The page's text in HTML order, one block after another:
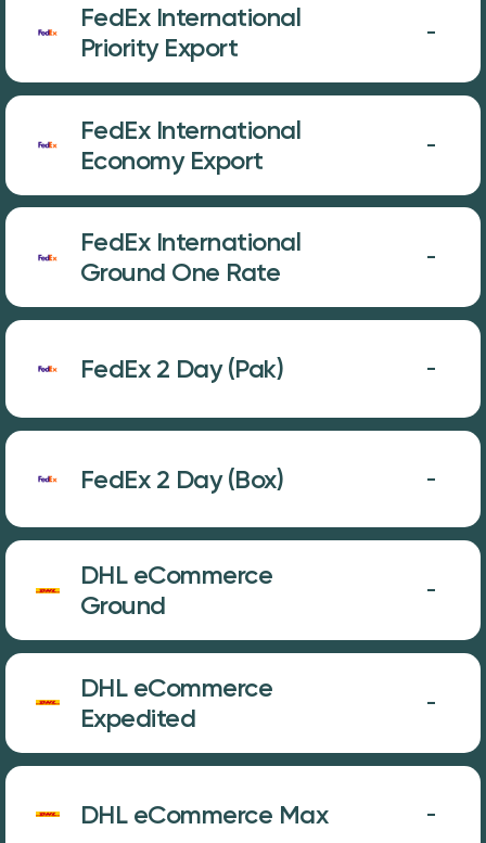
FedEx International
Priority Export
-
FedEx International
Economy Export
-
FedEx International
Ground One Rate
-
FedEx 2 Day (Pak) -
FedEx 2 Day (Box) -
DHL eCommerce
Ground
-
DHL eCommerce
Expedited
-
DHL eCommerce Max -